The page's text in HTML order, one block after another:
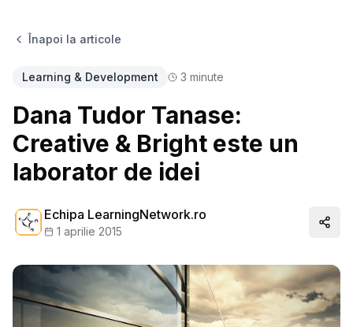
Înapoi la articole
Learning & Development 3 minute
Dana Tudor Tanase:
Creative & Bright este un
laborator de idei
Echipa LearningNetwork.ro
1 aprilie 2015